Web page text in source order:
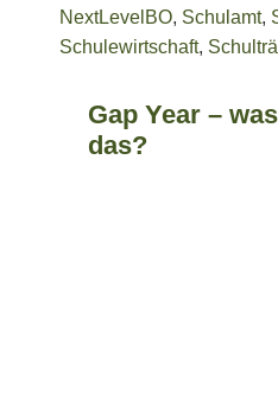
NextLevelBO, Schulamt,
Schulewirtschaft,
Gap Year –
das?